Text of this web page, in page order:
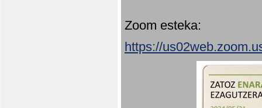
Zoom esteka:
https://